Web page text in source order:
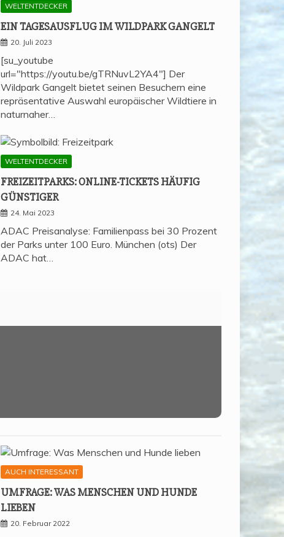
WELTENTDECKER
EIN TAGES­AUS­FLUG IM WILD­PARK GANGELT
20. Juli 2023
[su_youtube
url="https://youtu.be/gTRNuvL2YA4"] Der
Wildpark Gangelt bietet seinen Besuchern eine
repräsentative Auswahl europäischer Wildtiere in
naturnaher…
WELTENTDECKER
FREI­ZEIT­PARKS: ONLINE-TICKETS HÄU­FIG
GÜNSTIGER
24. Mai 2023
ADAC Preisanalyse: Familienpass bei 30 Prozent
der Parks unter 100 Euro. München (ots) Der
ADAC hat…
AUCH INTERESSANT
UMFRA­GE: WAS MEN­SCHEN UND HUN­DE
LIEBEN
20. Februar 2022